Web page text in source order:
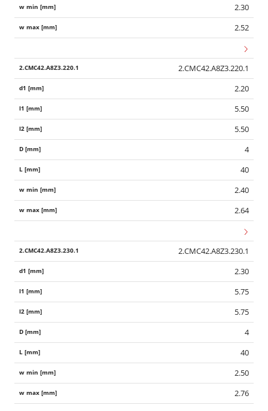
2.30
2.52
2.CMC42.A8Z3.220.1
2.20
5.50
5.50
4
40
2.40
2.64
2.CMC42.A8Z3.230.1
2.30
5.75
5.75
4
40
2.50
2.76